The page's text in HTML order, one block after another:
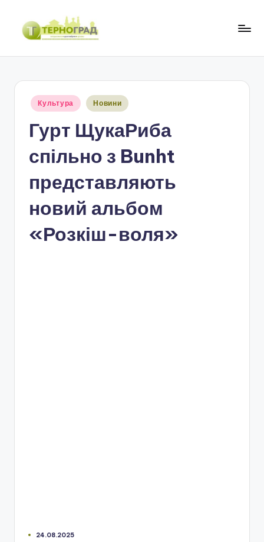
Перейти
Опубліковано
Культура Новини
Гурт ЩукаРиба
спільно з Bunht
представляють
новий альбом
«Розкіш-воля»
24.08.2025